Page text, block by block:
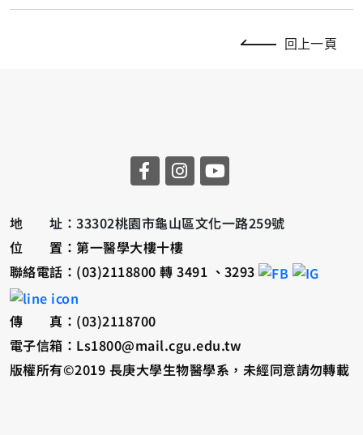
回上一頁
地 址：33302桃園市龜山區文化一路259號
位 置：第一醫學大樓十樓
聯絡電話：(03)2118800 轉 3491 、3293
傳 真：(03)2118700
電子信箱：Ls1800@mail.cgu.edu.tw
版權所有©2019 長庚大學生物醫學系，未經同意請勿轉載